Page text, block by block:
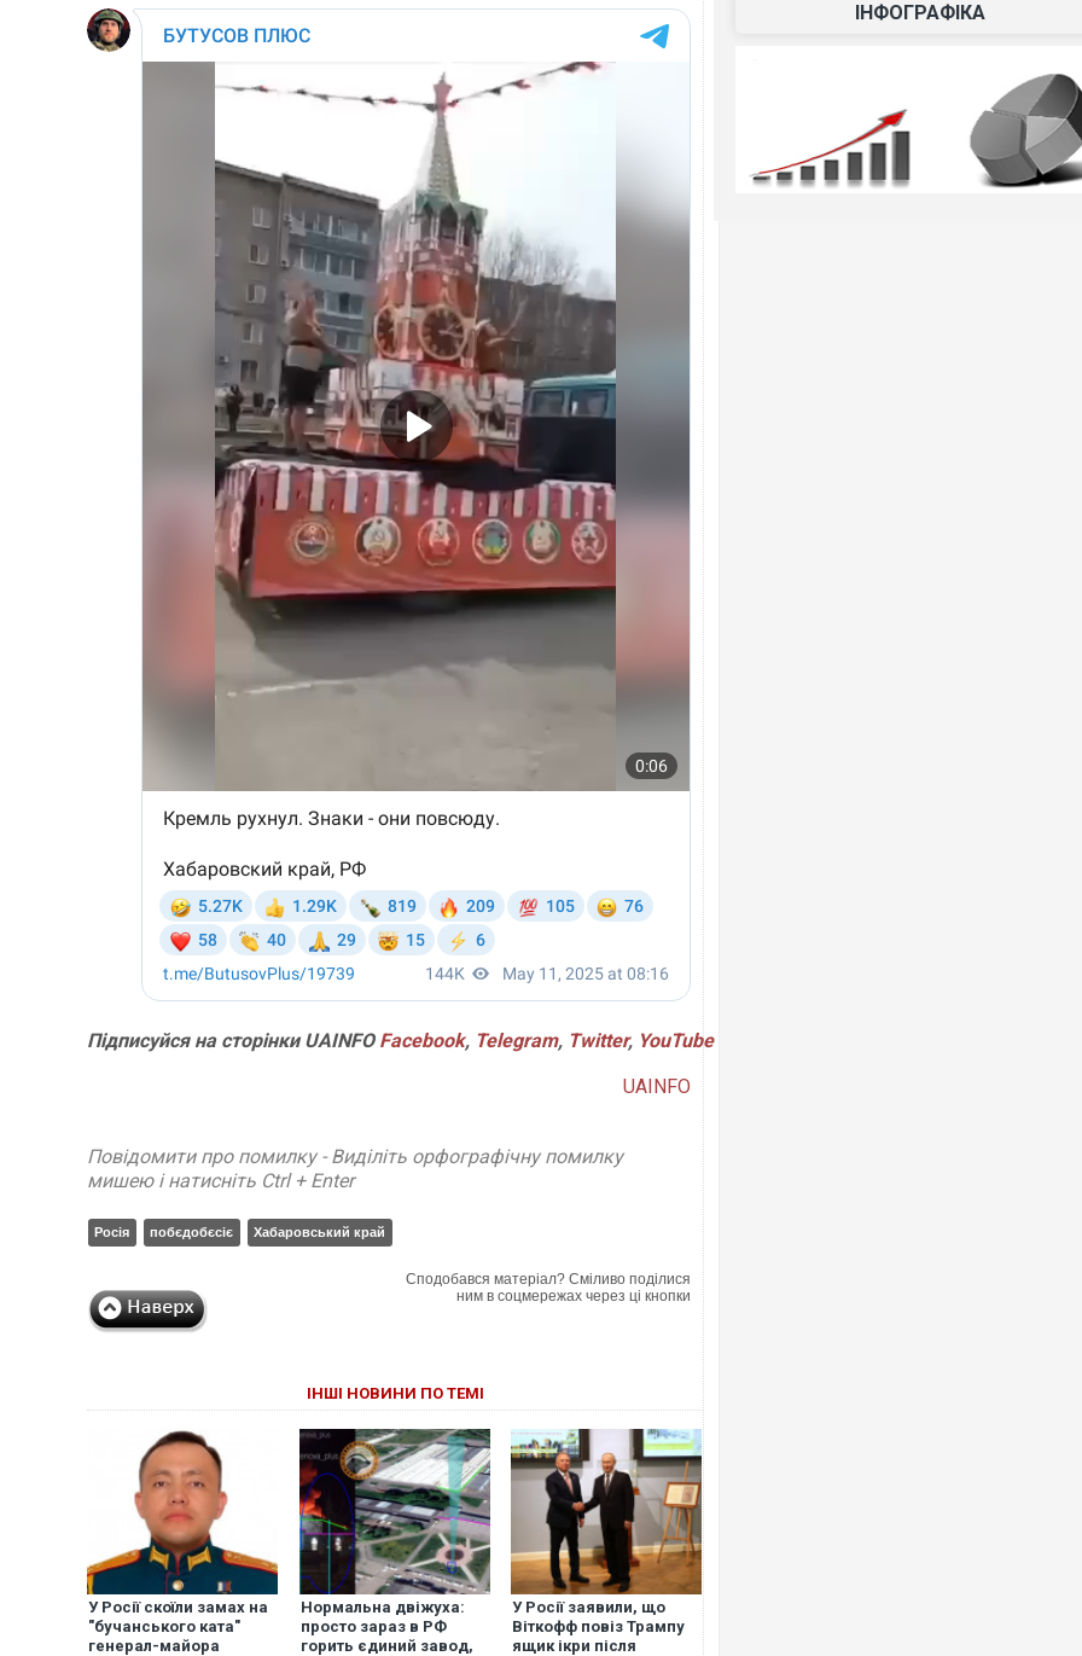
ПідписуйсянасторінкиUAINFO Facebook, Telegram, Twitter, YouTube
UAINFO
Повідомити про помилку - Виділіть орфографічну помилку
мишею і натисніть Ctrl + Enter
Росія побєдобєсіє Хабаровський край
Сподобався матеріал? Сміливо поділися
ним в соцмережах через ці кнопки
ІНШІ НОВИНИ ПО ТЕМІ
У Росії скоїли замах на
"бучанського ката"
генерал-майора
Нормальна двіжуха:
просто зараз в РФ
горить єдиний завод,
У Росії заявили, що
Віткофф повіз Трампу
ящик ікри після
ІНФОГРАФІКА